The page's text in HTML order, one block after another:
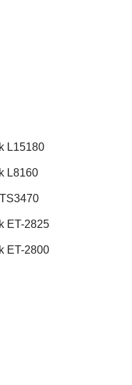
L15180
L8160
ET-2825
ET-2800